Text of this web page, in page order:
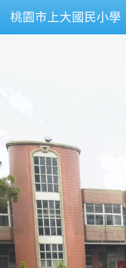
桃園市上大國民小學